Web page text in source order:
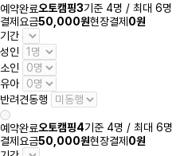
예약완료오토캠핑3기준 4명 / 최대 6명
결제요금50,000원현장결제 0원
기간
성인
소인
유아
반려견동행
예약완료오토캠핑4기준 4명 / 최대 6명
결제요금50,000원현장결제 0원